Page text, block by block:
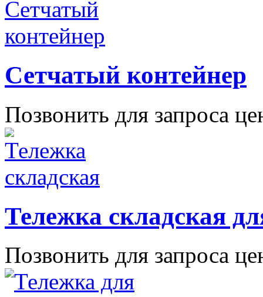
Сетчатый контейнер
Позвонить для запроса
Тележка складская
Позвонить для запроса